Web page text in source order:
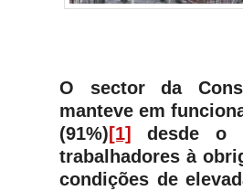
O sector da
manteve em
(91%)[1]
desde o
trabalhadores à
condições de